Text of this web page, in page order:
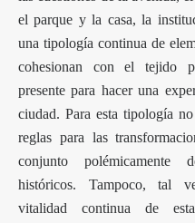
el parque y la casa, la
una tipología continua de
cohesionan con el tejido
presente para hacer una
ciudad. Para esta tipología
reglas para las
conjunto polémicamente
históricos. Tampoco, tal
vitalidad continua de